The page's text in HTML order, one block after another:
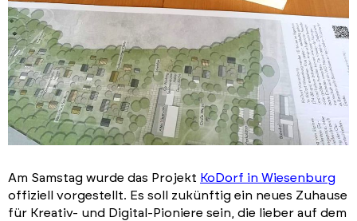
Am Samstag wurde das Projekt KoDorf in Wiesenburg
offiziell vorgestellt. Es soll zukünftig ein neues Zuhause
für Kreativ- und Digital-Pioniere sein, die lieber auf dem